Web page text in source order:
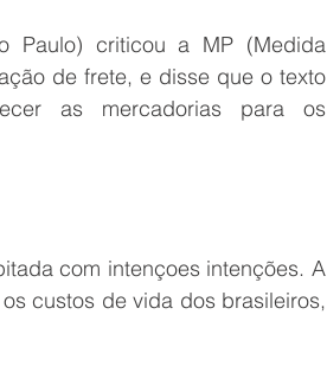
Paulo) criticou a MP (Medida
de frete, e disse que o texto
as mercadorias para os
com intençoes intenções. A
custos de vida dos brasileiros,